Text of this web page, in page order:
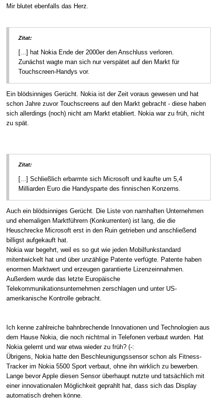
Mir blutet ebenfalls das Herz.
Zitat:
[...] hat Nokia Ende der 2000er den Anschluss verloren.
Zunächst wagte man sich nur verspätet auf den Markt für
Touchscreen-Handys vor.
Ein blödsinniges Gerücht. Nokia ist der Zeit voraus gewesen und hat
schon Jahre zuvor Touchscreens auf den Markt gebracht - diese haben
sich allerdings (noch) nicht am Markt etabliert. Nokia war zu früh, nicht
zu spät.
Zitat:
[...] Schließlich erbarmte sich Microsoft und kaufte um 5,4
Milliarden Euro die Handysparte des finnischen Konzerns.
Auch ein blödsinniges Gerücht. Die Liste von namhaften Unternehmen
und ehemaligen Marktführern (Konkurrenten) ist lang, die die
Heuschrecke Microsoft erst in den Ruin getrieben und anschließend
billigst aufgekauft hat.
Nokia war begehrt, weil es so gut wie jeden Mobilfunkstandard
mitentwickelt hat und über unzählige Patente verfügte. Patente haben
enormen Marktwert und erzeugen garantierte Lizenzeinnahmen.
Außerdem wurde das letzte Europäische
Telekommunikationsunternehmen zerschlagen und unter US-
amerikanische Kontrolle gebracht.
Ich kenne zahlreiche bahnbrechende Innovationen und Technologien aus
dem Hause Nokia, die noch nichtmal in Telefonen verbaut wurden. Hat
Nokia gelernt und war etwa wieder zu früh? (-:
Übrigens, Nokia hatte den Beschleunigungssensor schon als Fitness-
Tracker im Nokia 5500 Sport verbaut, ohne ihn wirklich zu bewerben.
Lange bevor Apple diesen Sensor überhaupt nutzte und tatsächlich mit
einer innovationalen Möglichkeit geprahlt hat, dass sich das Display
automatisch drehen könne.